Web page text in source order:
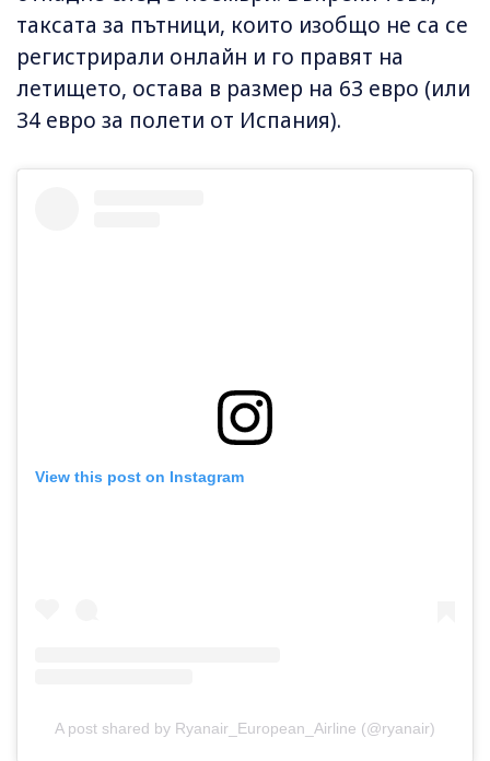
таксата за пътници, които изобщо не са се
регистрирали онлайн и го правят на
летището, остава в размер на 63 евро (или
34 евро за полети от Испания).
View this post on Instagram
A post shared by Ryanair_European_Airline (@ryanair)